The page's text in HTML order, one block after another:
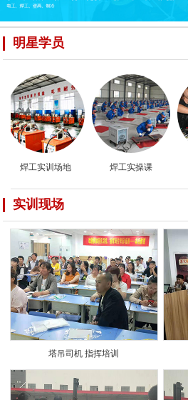
明星学员
焊工实训场地 焊工实操课
实训现场
塔吊司机 指挥培训